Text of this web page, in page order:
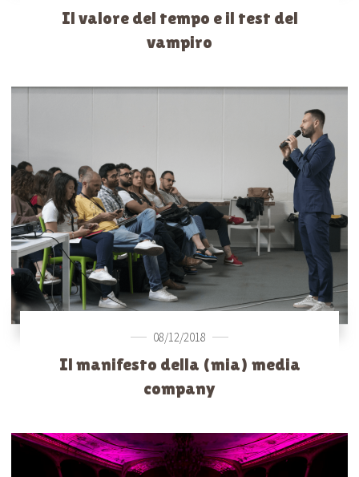
Il valore del tempo e il test del
vampiro
08/12/2018
Il manifesto della (mia) media
company